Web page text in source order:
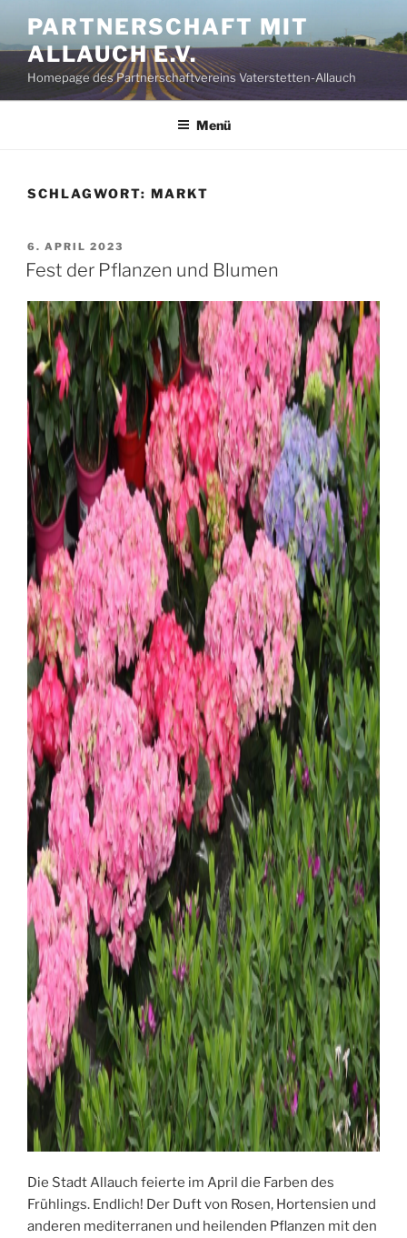
Inhalt
springen
PARTNERSCHAFT MIT
ALLAUCH E.V.
Homepage des Partnerschaftvereins Vaterstetten-Allauch
Menü
SCHLAGWORT: MARKT
VERÖFFENTLICHT
AM
6. APRIL 2023
Fest der Pflanzen und Blumen
Die Stadt Allauch feierte im April die Farben des
Frühlings. Endlich! Der Duft von Rosen, Hortensien und
anderen mediterranen und heilenden Pflanzen mit den